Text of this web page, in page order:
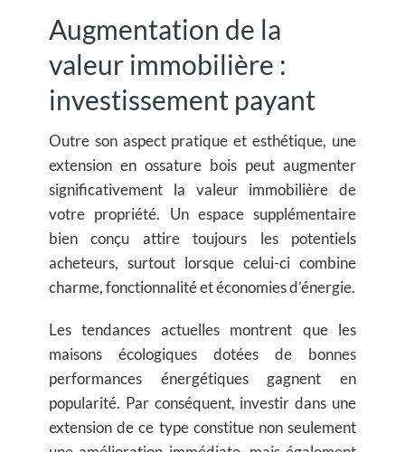
Augmentation de la
valeur immobilière :
investissement payant
Outre son aspect pratique et esthétique, une
extension en ossature bois peut augmenter
significativement la valeur immobilière de
votre propriété. Un espace supplémentaire
bien conçu attire toujours les potentiels
acheteurs, surtout lorsque celui-ci combine
charme, fonctionnalité et économies d’énergie.
Les tendances actuelles montrent que les
maisons écologiques dotées de bonnes
performances énergétiques gagnent en
popularité. Par conséquent, investir dans une
extension de ce type constitue non seulement